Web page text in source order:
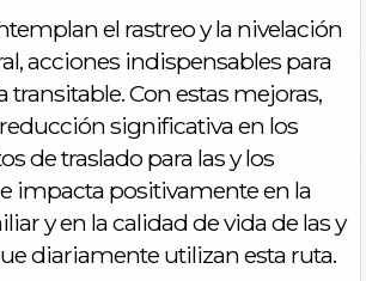
el rastreo y la nivelación
acciones indispensables para
transitable. Con estas mejoras,
significativa en los
de traslado para las y los
impacta positivamente en la
y en la calidad de vida de las y
diariamente utilizan esta ruta.